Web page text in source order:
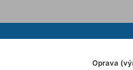
Oprava